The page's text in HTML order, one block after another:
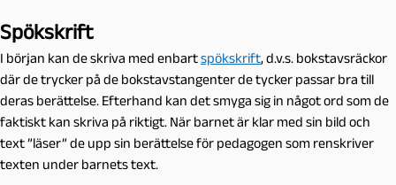
Spökskrift
I början kan de skriva med enbartspökskrift, d.v.s. bokstavsräckor
där de trycker på de bokstavstangenter de tycker passar bra till
deras berättelse. Efterhand kan det smyga sig in något ord som de
faktiskt kan skriva på riktigt. När barnet är klar med sin bild och
text ”läser” de upp sin berättelse för pedagogen som renskriver
texten under barnets text.